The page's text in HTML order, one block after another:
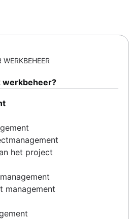
werkbeheer?
het project
management